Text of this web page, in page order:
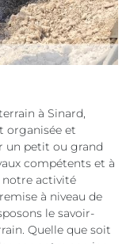
à Sinard,
organisée et
un petit ou grand
compétents et à
notre activité
à niveau de
le savoir-
Quelle que soit